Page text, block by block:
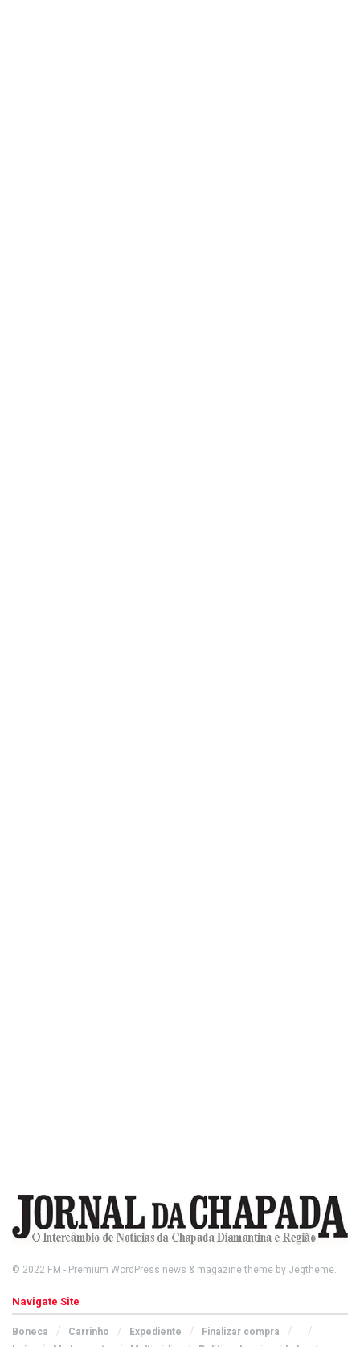
© 2022 FM - Premium WordPress news & magazine theme by Jegtheme.
Navigate Site
Boneca Carrinho Expediente
Finalizar compra